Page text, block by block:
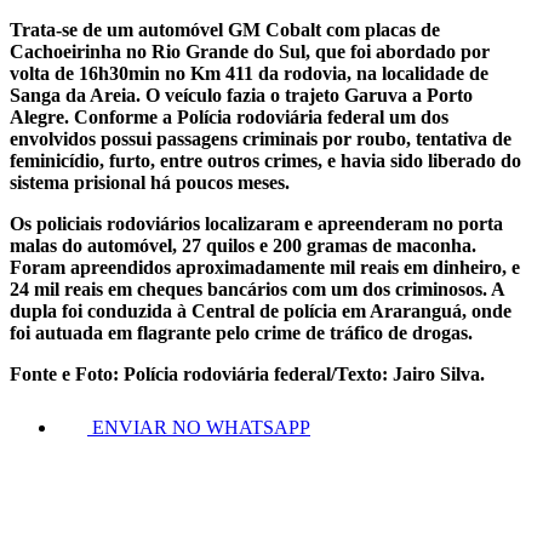
Trata-se de um automóvel GM Cobalt com placas de
Cachoeirinha no Rio Grande do Sul, que foi abordado por
volta de 16h30min no Km 411 da rodovia, na localidade de
Sanga da Areia. O veículo fazia o trajeto Garuva a Porto
Alegre. Conforme a Polícia rodoviária federal um dos
envolvidos possui passagens criminais por roubo, tentativa de
feminicídio, furto, entre outros crimes, e havia sido liberado do
sistema prisional há poucos meses.
Os policiais rodoviários localizaram e apreenderam no porta
malas do automóvel, 27 quilos e 200 gramas de maconha.
Foram apreendidos aproximadamente mil reais em dinheiro, e
24 mil reais em cheques bancários com um dos criminosos. A
dupla foi conduzida à Central de polícia em Araranguá, onde
foi autuada em flagrante pelo crime de tráfico de drogas.
Fonte e Foto: Polícia rodoviária federal/Texto: Jairo Silva.
ENVIAR NO WHATSAPP